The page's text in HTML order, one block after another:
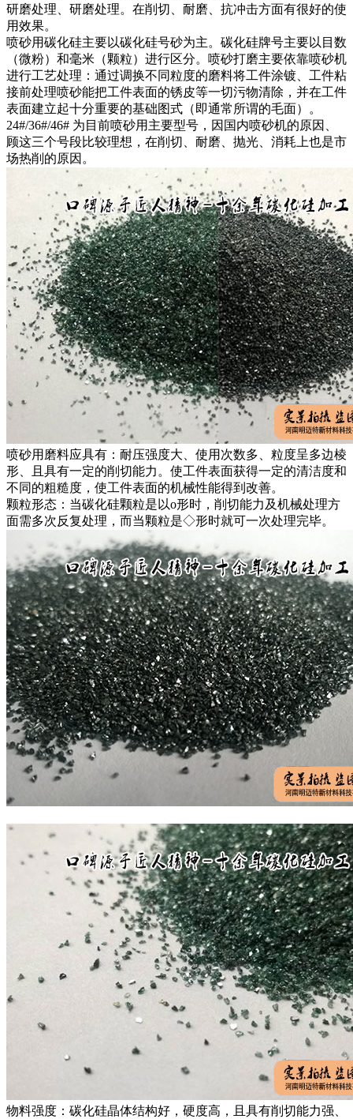
研磨处理、研磨处理。在削切、耐磨、抗冲击方面有很好的使
用效果。
喷砂用碳化硅主要以碳化硅号砂为主。碳化硅牌号主要以目数
（微粉）和毫米（颗粒）进行区分。喷砂打磨主要依靠喷砂机
进行工艺处理：通过调换不同粒度的磨料将工件涂镀、工件粘
接前处理喷砂能把工件表面的锈皮等一切污物清除，并在工件
表面建立起十分重要的基础图式（即通常所谓的毛面）。
24#/36#/46# 为目前喷砂用主要型号，因国内喷砂机的原因、
顾这三个号段比较理想，在削切、耐磨、抛光、消耗上也是市
场热削的原因。
喷砂用磨料应具有：耐压强度大、使用次数多、粒度呈多边棱
形、且具有一定的削切能力。使工件表面获得一定的清洁度和
不同的粗糙度，使工件表面的机械性能得到改善。
颗粒形态：当碳化硅颗粒是以o形时，削切能力及机械处理方
面需多次反复处理，而当颗粒是◇形时就可一次处理完毕。
物料强度：碳化硅晶体结构好，硬度高，且具有削切能力强、